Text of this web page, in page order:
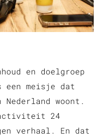
en doelgroep
een meisje dat
woont.
24
verhaal. En dat